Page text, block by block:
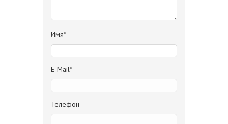
Имя*
E-Mail*
Телефон